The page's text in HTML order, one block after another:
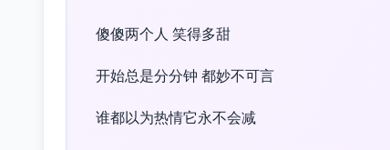
傻傻两个人 笑得多甜
开始总是分分钟 都妙不可言
谁都以为热情它永不会减